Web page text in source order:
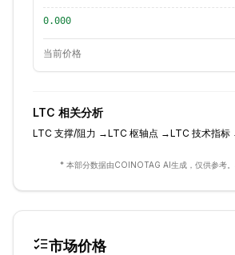
0.000
当前价格
LTC 相关分析
LTC 支撑/阻力 →LTC 枢轴点 →LTC 技术指标
* 本部分数据由COINOTAG AI生成，仅供参考。
市场价格